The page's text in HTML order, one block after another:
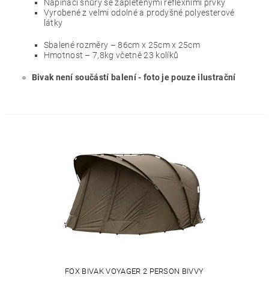
Napínací šňůry se zapletenými reflexními prvky
Vyrobené z velmi odolné a prodyšné polyesterové
látky
Sbalené rozměry – 86cm x 25cm x 25cm
Hmotnost – 7,8kg včetně 23 kolíků
Bivak není součástí balení - foto je pouze ilustrační
FOX BIVAK VOYAGER 2 PERSON BIVVY